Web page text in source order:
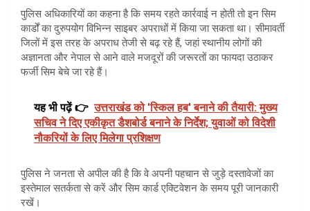
पुलिस अधिकारियों का कहना है कि समय रहते कार्रवाई न होती तो इन सिम
कार्डों का दुरुपयोग विभिन्न साइबर अपराधों में किया जा सकता था। सीमावर्ती
जिलों में इस तरह के अपराध तेजी से बढ़ रहे हैं, जहां स्थानीय लोगों की
अज्ञानता और नेपाल से आने वाले मजदूरों की जरूरतों का फायदा उठाकर
फर्जी सिम बेचे जा रहे हैं।
यह भी पढ़ें 👉 उत्तराखंड को 'स्किल हब' बनाने की तैयारी: मुख्य
सचिव ने दिए एकीकृत डैशबोर्ड बनाने के निर्देश; युवाओं को विदेशी
नौकरियों के लिए मिलेगा प्रशिक्षण
पुलिस ने जनता से अपील की है कि वे अपनी पहचान से जुड़े दस्तावेजों का
इस्तेमाल सतर्कता से करें और सिम कार्ड एक्टिवेशन के समय पूरी जानकारी
रखें।